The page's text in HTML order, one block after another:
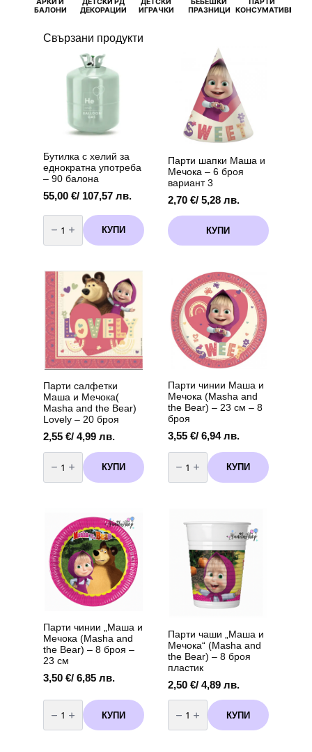
БАЛОНИ
ДЕКОРАЦИИ
ИГРАЧКИ
ПРАЗНИЦИ
КОНСУМАТИВИ
Свързани продукти
Бутилка с хелий за
еднократна употреба
– 90 балона
55,00 €/ 107,57 лв.
количество
за
Бутилка
с
еднократна
употреба
90
балона
КУПИ
Парти шапки Маша и
Мечока – 6 броя
вариант 3
2,70 €/ 5,28 лв.
КУПИ
Парти салфетки
Маша и Мечока(
Masha and the Bear)
Lovely – 20 броя
2,55 €/ 4,99 лв.
количество
за
Парти
салфетки
Masha
the
Bear)
Lovely
20
броя
КУПИ
Парти чинии Маша и
Мечока (Masha and
the Bear) – 23 см – 8
броя
3,55 €/ 6,94 лв.
количество
за
Парти
чинии
(Masha
and
Bear)
КУПИ
Парти чинии „Маша и
Мечока (Masha and
the Bear) – 8 броя –
23 см
3,50 €/ 6,85 лв.
количество
за
Парти
чинии
КУПИ
Парти чаши „Маша и
Мечока“ (Masha and
the Bear) – 8 броя
пластик
2,50 €/ 4,89 лв.
количество
за
Парти
чаши
КУПИ